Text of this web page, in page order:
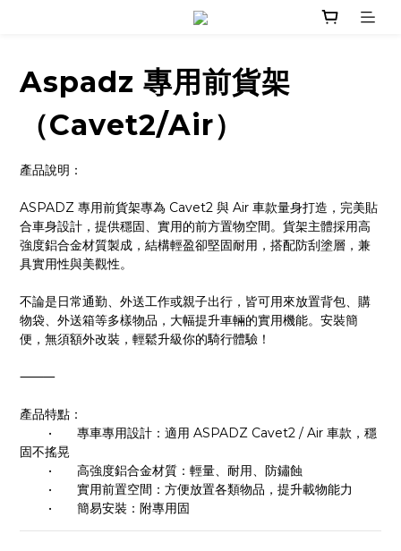
Aspadz 專用前貨架
（Cavet2/Air）
產品說明：
ASPADZ 專用前貨架專為 Cavet2 與 Air 車款量身打造，完美貼
合車身設計，提供穩固、實用的前方置物空間。貨架主體採用高
強度鋁合金材質製成，結構輕盈卻堅固耐用，搭配防刮塗層，兼
具實用性與美觀性。
不論是日常通勤、外送工作或親子出行，皆可用來放置背包、購
物袋、外送箱等多樣物品，大幅提升車輛的實用機能。安裝簡
便，無須額外改裝，輕鬆升級你的騎行體驗！
⸻
產品特點：
固不搖晃
	•	高強度鋁合金材質：輕量、耐用、防鏽蝕
	•	實用前置空間：方便放置各類物品，提升載物能力
	•	簡易安裝：附專用固